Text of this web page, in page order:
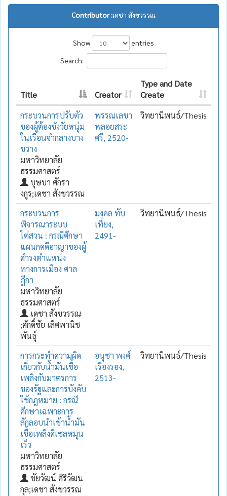
Contributor :เดชา สังขวรรณ
Show
entries
Search:
Title Creator
Type and Date
Create
กระบวนการปรับตัว
ของผู้ต้องขังวัยหนุ่ม
ในเรือนจำกลางบาง
ขวาง
มหาวิทยาลัย
ธรรมศาสตร์
บุษบา ศักรา
งกูร;เดชา สังขวรรณ
พรรณเลขา
พลอยสระ
ศรี, 2520-
วิทยานิพนธ์/Thesis
กระบวนการ
พิจารณาระบบ
ไต่สวน : กรณีศึกษา
แผนกคดีอาญาของผู้
ดำรงตำแหน่ง
ทางการเมือง ศาล
ฎีกา
มหาวิทยาลัย
ธรรมศาสตร์
เดชา สังขวรรณ
;ศักดิ์ชัย เลิศพานิช
พันธุ์
มงคล ทับ
เที่ยง,
2491-
วิทยานิพนธ์/Thesis
การกระทำความผิด
เกี่ยวกับน้ำมันเชื้อ
เพลิงกับมาตรการ
ของรัฐและการบังคับ
ใช้กฎหมาย : กรณี
ศึกษาเฉพาะการ
ลักลอบนำเข้าน้ำมัน
เชื้อเพลิงดีเซลหมุน
เร็ว
มหาวิทยาลัย
ธรรมศาสตร์
ชัยวัฒน์ ศิริวัฒน
กุล;เดชา สังขวรรณ
อนุชา พงศ์
เรืองรอง,
2513-
วิทยานิพนธ์/Thesis